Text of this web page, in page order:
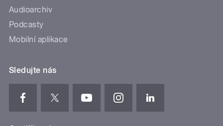
Audioarchiv
Podcasty
Mobilní aplikace
Sledujte nás